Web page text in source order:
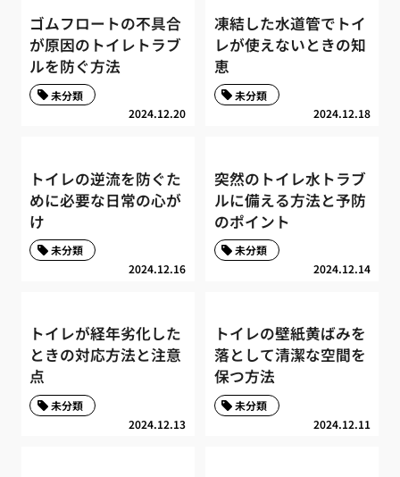
ゴムフロートの不具合
が原因のトイレトラブ
ルを防ぐ方法
2024.12.20
未分類
凍結した水道管でトイ
レが使えないときの知
恵
2024.12.18
未分類
トイレの逆流を防ぐた
めに必要な日常の心が
け
2024.12.16
未分類
突然のトイレ水トラブ
ルに備える方法と予防
のポイント
2024.12.14
未分類
トイレが経年劣化した
ときの対応方法と注意
点
2024.12.13
未分類
トイレの壁紙黄ばみを
落として清潔な空間を
保つ方法
2024.12.11
未分類